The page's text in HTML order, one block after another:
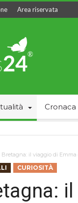
Area riservata
Cronaca
Bretagna: il viaggio di Emma
CURIOSITÀ